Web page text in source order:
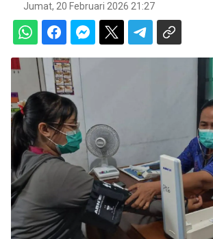
Jumat, 20 Februari 2026 21:27